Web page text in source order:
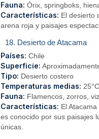
Fauna: Órix, springboks,
Características: El desierto
arena roja y paisajes
18. Desierto de Atacama
Países: Chile
Superficie:
Tipo: Desierto costero
Temperaturas medias:
Fauna: Flamencos, zorros,
Características: El
es conocido por sus paisajes
únicas.